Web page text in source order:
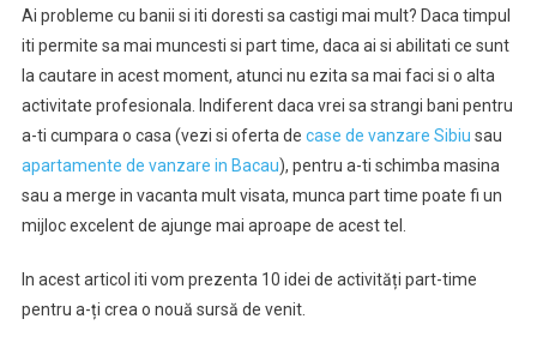
Ai probleme cu banii si iti doresti sa castigi mai mult? Daca timpul
iti permite sa mai muncesti si part time, daca ai si abilitati ce sunt
la cautare in acest moment, atunci nu ezita sa mai faci si o alta
activitate profesionala. Indiferent daca vrei sa strangi bani pentru
a-ti cumpara o casa (vezi si oferta de case de vanzare Sibiu sau
apartamente de vanzare in Bacau), pentru a-ti schimba masina
sau a merge in vacanta mult visata, munca part time poate fi un
mijloc excelent de ajunge mai aproape de acest tel.
In acest articol iti vom prezenta 10 idei de activități part-time
pentru a-ți crea o nouă sursă de venit.